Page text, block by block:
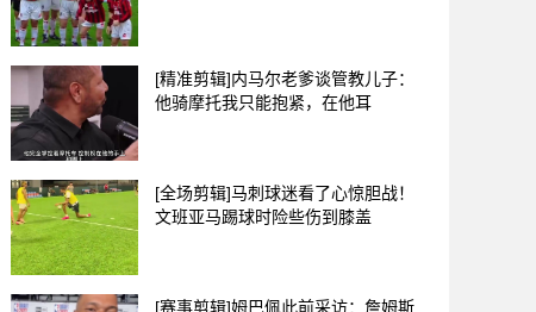
[精准剪辑]内马尔老爹谈管教儿子：
他骑摩托我只能抱紧，在他耳
[全场剪辑]马刺球迷看了心惊胆战！
文班亚马踢球时险些伤到膝盖
[赛事剪辑]姆巴佩此前采访：詹姆斯